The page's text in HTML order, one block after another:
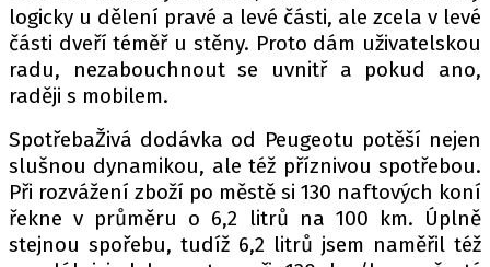
logicky u dělení pravé a levé části, ale zcela v levé
části dveří téměř u stěny. Proto dám uživatelskou
radu, nezabouchnout se uvnitř a pokud ano,
raději s mobilem.
SpotřebaŽivá dodávka od Peugeotu potěší nejen
slušnou dynamikou, ale též příznivou spotřebou.
Při rozvážení zboží po městě si 130 naftových koní
řekne v průměru o 6,2 litrů na 100 km. Úplně
stejnou spořebu, tudíž 6,2 litrů jsem naměřil též